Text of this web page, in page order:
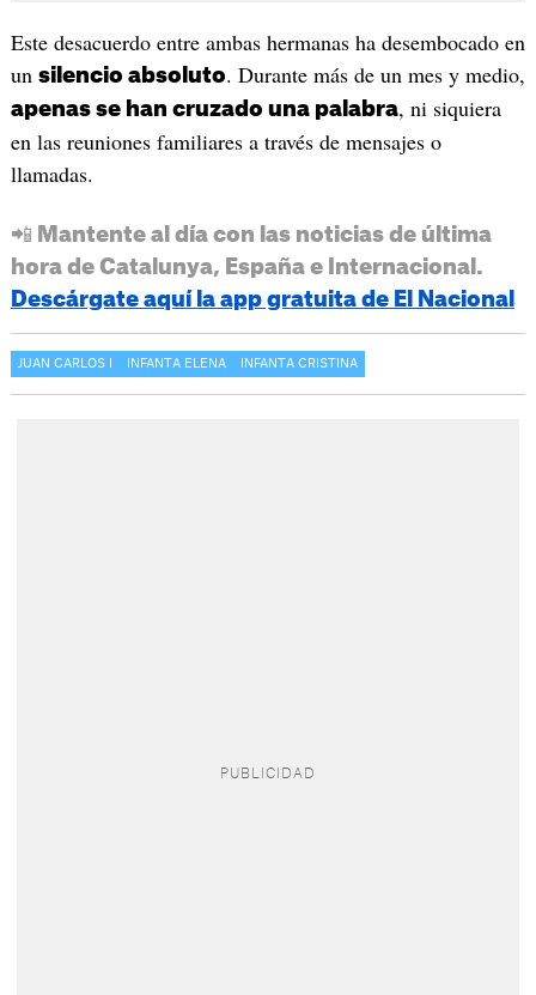
Este desacuerdo entre ambas hermanas ha desembocado en
un silencio absoluto. Durante más de un mes y medio,
apenas se han cruzado una palabra, ni siquiera
en las reuniones familiares a través de mensajes o
llamadas.
📲 Mantente al día con las noticias de última
hora de Catalunya, España e Internacional.
Descárgate aquí la app gratuita de El Nacional
JUAN CARLOS I INFANTA ELENA INFANTA CRISTINA